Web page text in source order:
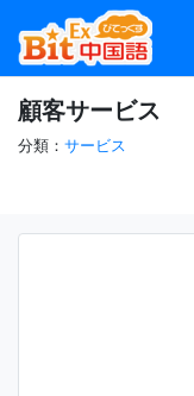
顧客サービス
分類： サービス